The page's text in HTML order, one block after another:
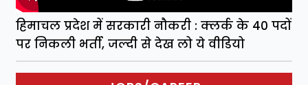
हिमाचल प्रदेश में सरकारी नौकरी : क्लर्क के 40 पदों
पर निकली भर्ती, जल्दी से देख लो ये वीडियो